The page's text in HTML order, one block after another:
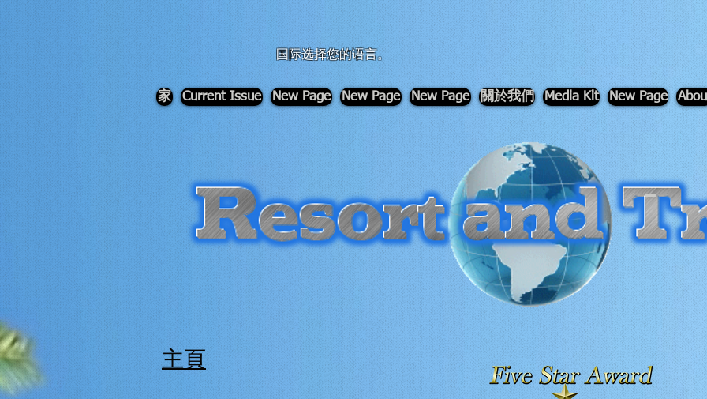
div id="myCodeElement"> div id="myCodeElement">
国际选择您的语言。
家 Current Issue New Page New Page New Page 關於我們 Media Kit New Page
-
主頁